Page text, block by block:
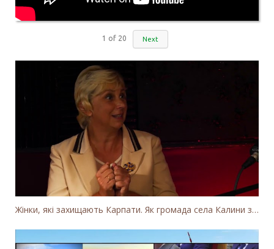
1 of 20 Next
Жінки, які захищають Карпати. Як громада села Калини захищає річку Тересву від забудови МГЕС